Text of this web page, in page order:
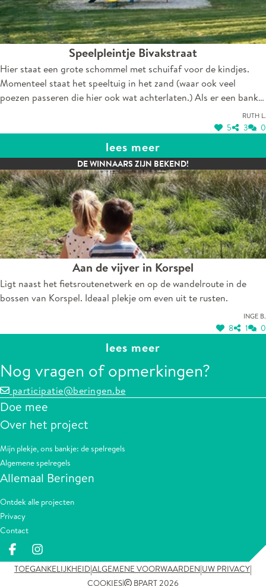
Speelpleintje Bivakstraat
Hier staat een grote schommel met schuifaf voor de kindjes.
Momenteel staat het speeltuig in het zand (waar ook veel
poezen passeren die hier ook wat achterlaten.) Als er een bankje
zou staan, kunnen wij mama’s en papa’s, oma’s en opa’s vanaf
hier toekijken, meer genieten en eventueel picknicken.
Ruth L.
5 3 0
lees meer
DE WINNAARS ZIJN BEKEND!
Aan de vijver in Korspel
Ligt naast het fietsroutenetwerk en op de wandelroute in de
bossen van Korspel. Ideaal plekje om even uit te rusten.
Inge B.
8 1 0
lees meer
Nog vragen of opmerkingen?
participatie@beringen.be
Doe mee
Over het project
Mijn plekje, ons bankje: de spelregels
Algemene spelregels
Allemaal Beringen
Ontdek alle projecten
Privacy
Contact
Deel op facebook
Deel op Instagram
TOEGANKELIJKHEID|ALGEMENE VOORWAARDEN|UW PRIVACY|
COOKIES| BPART 2026